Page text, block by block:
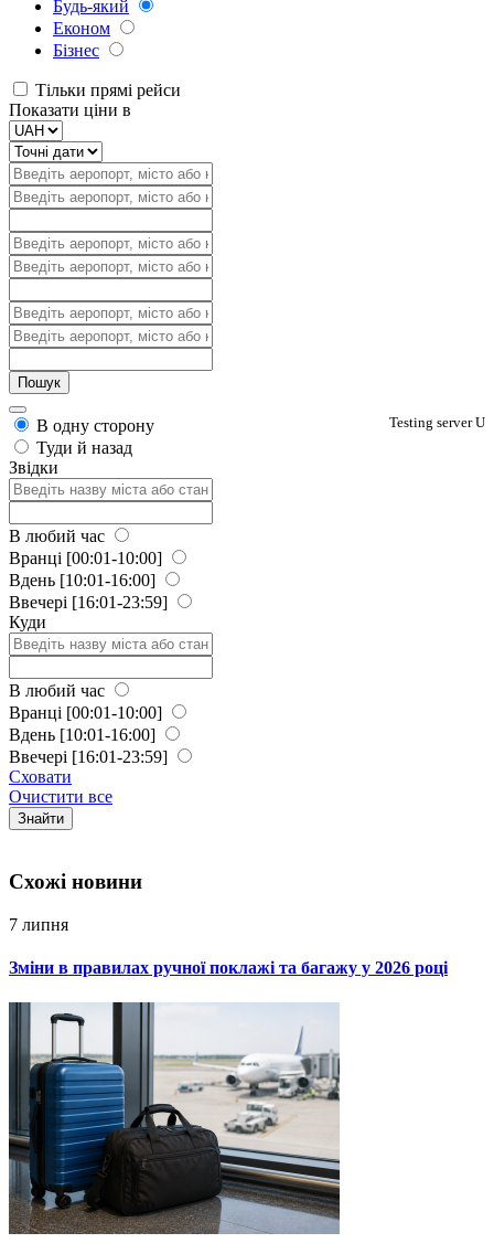
Будь-який
Економ
Бізнес
Тільки прямі рейси
Показати ціни в
Testing server U
В одну сторону
Туди й назад
Звідки
В любий час
Вранці [00:01-10:00]
Вдень [10:01-16:00]
Ввечері [16:01-23:59]
Куди
В любий час
Вранці [00:01-10:00]
Вдень [10:01-16:00]
Ввечері [16:01-23:59]
Сховати
Очистити все
Знайти
Схожi новини
7 липня
Зміни в правилах ручної поклажі та багажу у 2026 році